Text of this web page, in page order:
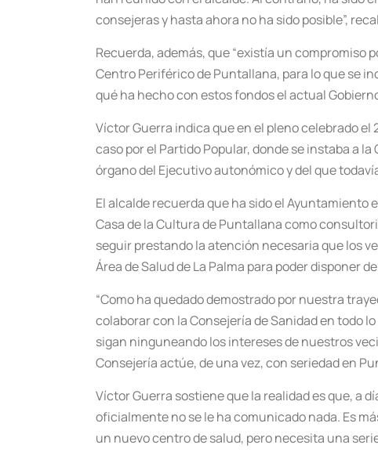
consejeras y hasta ahora no ha sido posible”,
Recuerda, además, que “existía un compromiso
Centro Periférico de Puntallana, para lo que se
qué ha hecho con estos fondos el actual
Víctor Guerra indica que en el pleno celebrado
caso por el Partido Popular, donde se instaba a
órgano del Ejecutivo autonómico y del que
El alcalde recuerda que ha sido el
Casa de la Cultura de Puntallana como
seguir prestando la atención necesaria que los
Área de Salud de La Palma para poder disponer
“Como ha quedado demostrado por nuestra
colaborar con la Consejería de Sanidad en todo
sigan ninguneando los intereses de nuestros
Consejería actúe, de una vez, con seriedad en
Víctor Guerra sostiene que la realidad es que, a
oficialmente no se le ha comunicado nada. Es
un nuevo centro de salud, pero necesita una